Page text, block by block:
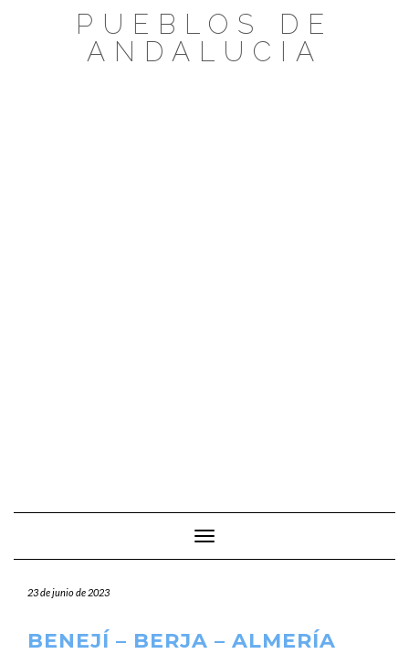
PUEBLOS DE
ANDALUCIA
Cambiar modo de navegación
23 de junio de 2023
BENEJÍ – BERJA – ALMERÍA